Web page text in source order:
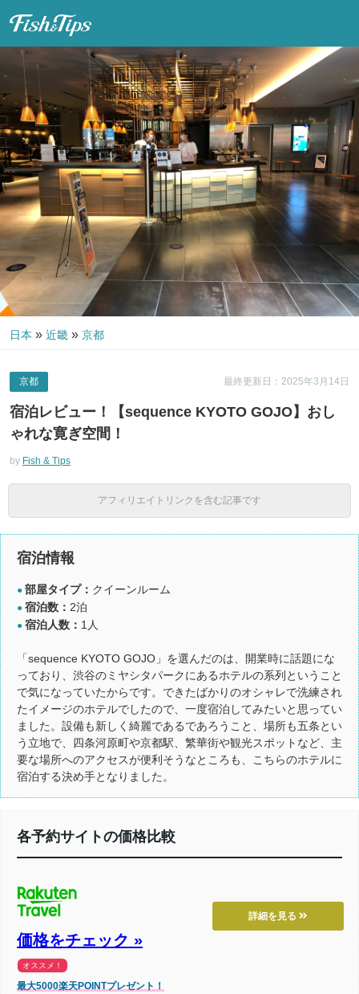
日本 » 近畿 » 京都
最終更新日：2025年3月14日
京都
宿泊レビュー！【sequence KYOTO GOJO】おし
ゃれな寛ぎ空間！
by Fish & Tips
アフィリエイトリンクを含む記事です
宿泊情報
● 部屋タイプ： クイーンルーム
● 宿泊数： 2泊
● 宿泊人数： 1人
「sequence KYOTO GOJO」を選んだのは、開業時に話題にな
っており、渋谷のミヤシタパークにあるホテルの系列ということ
で気になっていたからです。できたばかりのオシャレで洗練され
たイメージのホテルでしたので、一度宿泊してみたいと思ってい
ました。設備も新しく綺麗であるであろうこと、場所も五条とい
う立地で、四条河原町や京都駅、繁華街や観光スポットなど、主
要な場所へのアクセスが便利そうなところも、こちらのホテルに
宿泊する決め手となりました。
各予約サイトの価格比較
詳細を見る
価格をチェック »
オススメ！
最大5000楽天POINTプレゼント！